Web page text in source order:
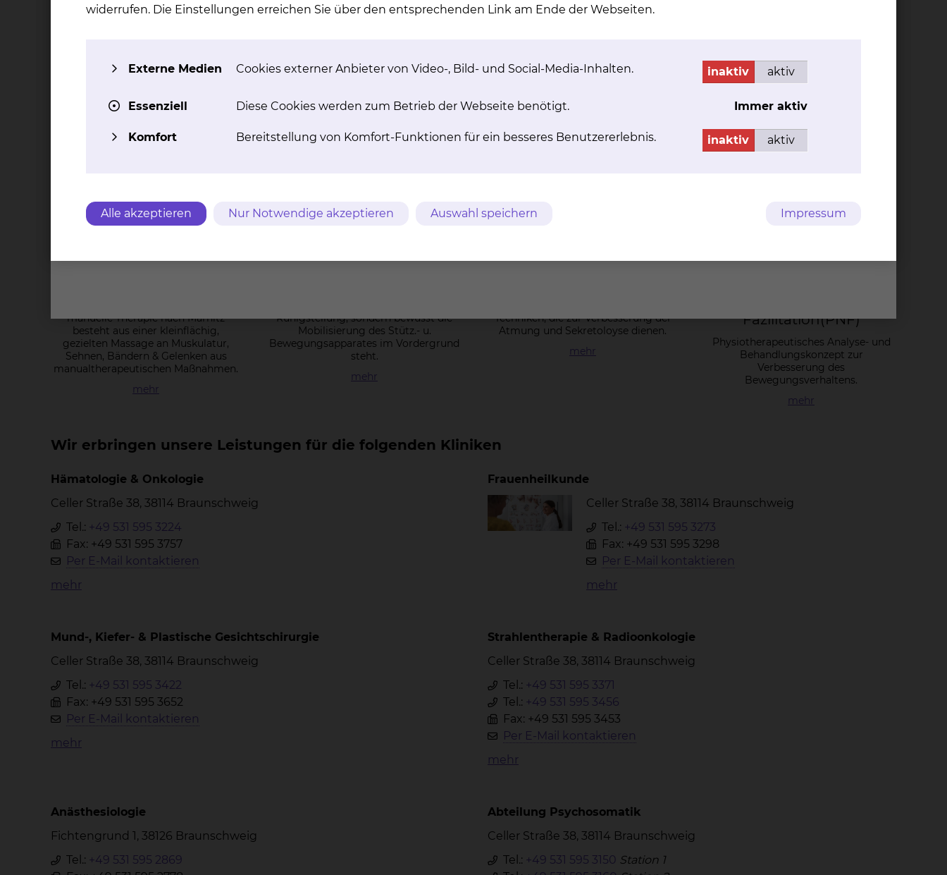
Mas­sa­ge­the­ra­pie
Beeinflussung von Haut,
Bindegewebe und Muskulatur durch
Ma­nu­el­le The­ra­pie
Diagnostik und Behandlung von
Funktionsstörungen der Gelenke,
Trig­ger­punkt­the­ra­pie
von Schmerzen.
Fuß­re­flex­zo­nen­the­ra­pie
hauptsächlich der Fußsohle um
Stoffwechselanregung in den
Organen und anderen Körperteilen zu
erzielen.
manuelle Therapie nach Marnitz
besteht aus einer kleinflächig,
gezielten Massage an Muskulatur,
Sehnen, Bändern & Gelenken aus
manualtherapeutischen Maßnahmen.
mehr
Ruhigstellung, sondern bewusst die
Mobilisierung des Stütz.- u.
Bewegungsapparates im Vordergrund
steht.
mehr
Techniken, die zur Verbesserung der
Atmung und Sekretoloyse dienen.
mehr
Fa­zi­li­ta­ti­on(PNF)
Physiotherapeutisches Analyse- und
Behandlungskonzept zur
Verbesserung des
Bewegungsverhaltens.
mehr
Wir erbringen unsere Leistungen für die folgenden Kliniken
Hämatologie & Onkologie
Celler Straße 38, 38114 Braunschweig
Tel.: +49 531 595 3224
Fax: +49 531 595 3757
Per E-Mail kontaktieren
mehr
Frauenheilkunde
Celler Straße 38, 38114 Braunschweig
Tel.: +49 531 595 3273
Fax: +49 531 595 3298
Per E-Mail kontaktieren
mehr
Mund-, Kiefer- & Plastische Gesichtschirurgie
Celler Straße 38, 38114 Braunschweig
Tel.: +49 531 595 3422
Fax: +49 531 595 3652
Per E-Mail kontaktieren
mehr
Strahlentherapie & Radioonkologie
Celler Straße 38, 38114 Braunschweig
Tel.: +49 531 595 3371
Tel.: +49 531 595 3456
Fax: +49 531 595 3453
Per E-Mail kontaktieren
mehr
Anästhesiologie
Fichtengrund 1, 38126 Braunschweig
Tel.: +49 531 595 2869
Abteilung Psychosomatik
Celler Straße 38, 38114 Braunschweig
Tel.: +49 531 595 3150 Station 1
widerrufen. Die Einstellungen erreichen Sie über den entsprechenden Link am Ende der Webseiten.
Externe Medien Cookies externer Anbieter von Video-, Bild- und Social-Media-Inhalten. inaktiv aktiv
Essenziell Diese Cookies werden zum Betrieb der Webseite benötigt. Immer aktiv
Komfort Bereitstellung von Komfort-Funktionen für ein besseres Benutzererlebnis. inaktiv aktiv
Alle akzeptieren Nur Notwendige akzeptieren Auswahl speichern Impressum